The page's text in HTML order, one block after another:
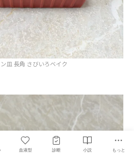
皿 長角 さびいろベイク
血液型 診断 小説 もっと